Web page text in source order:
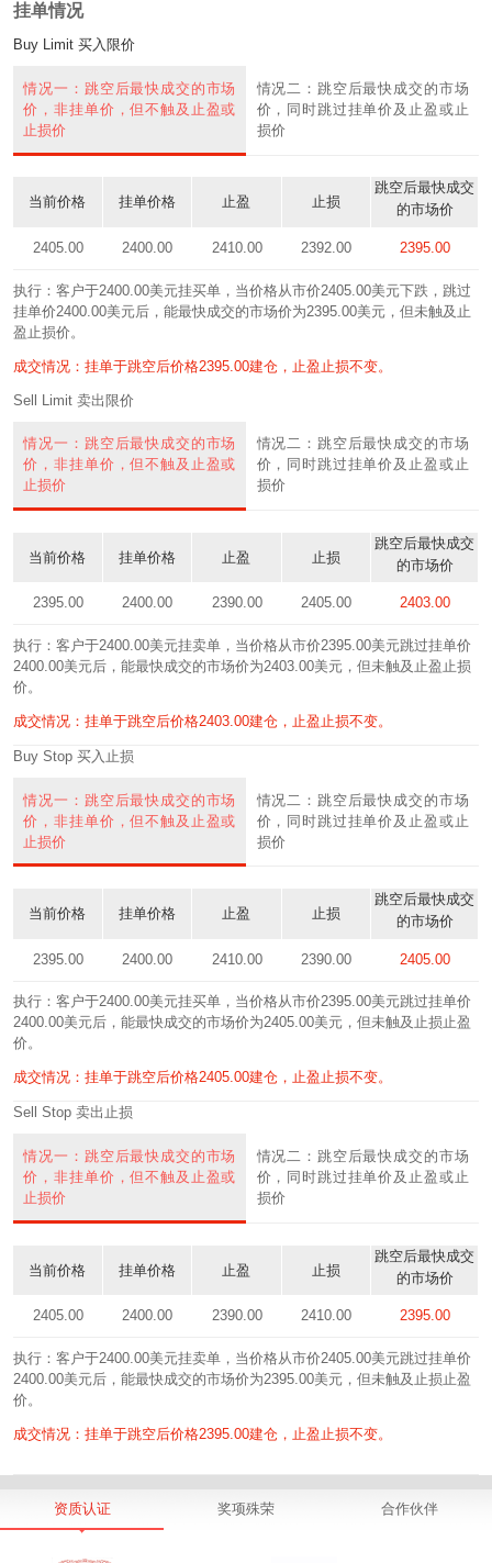
挂单情况
Buy Limit 买入限价
情况一：跳空后最快成交的市场
价，非挂单价，但不触及止盈或
止损价
情况二：跳空后最快成交的市场
价，同时跳过挂单价及止盈或止
损价
当前价格
2405.00
挂单价格
2400.00
止盈
2410.00
止损
2392.00
跳空后最快成交
的市场价
2395.00
执行：客户于2400.00美元挂买单，当价格从市价2405.00美元下跌，跳过
挂单价2400.00美元后，能最快成交的市场价为2395.00美元，但未触及止
盈止损价。
成交情况：挂单于跳空后价格2395.00建仓，止盈止损不变。
Sell Limit 卖出限价
情况一：跳空后最快成交的市场
价，非挂单价，但不触及止盈或
止损价
情况二：跳空后最快成交的市场
价，同时跳过挂单价及止盈或止
损价
当前价格
2395.00
挂单价格
2400.00
止盈
2390.00
止损
2405.00
跳空后最快成交
的市场价
2403.00
执行：客户于2400.00美元挂卖单，当价格从市价2395.00美元跳过挂单价
2400.00美元后，能最快成交的市场价为2403.00美元，但未触及止盈止损
价。
成交情况：挂单于跳空后价格2403.00建仓，止盈止损不变。
Buy Stop 买入止损
情况一：跳空后最快成交的市场
价，非挂单价，但不触及止盈或
止损价
情况二：跳空后最快成交的市场
价，同时跳过挂单价及止盈或止
损价
当前价格
2395.00
挂单价格
2400.00
止盈
2410.00
止损
2390.00
跳空后最快成交
的市场价
2405.00
执行：客户于2400.00美元挂买单，当价格从市价2395.00美元跳过挂单价
2400.00美元后，能最快成交的市场价为2405.00美元，但未触及止损止盈
价。
成交情况：挂单于跳空后价格2405.00建仓，止盈止损不变。
Sell Stop 卖出止损
情况一：跳空后最快成交的市场
价，非挂单价，但不触及止盈或
止损价
情况二：跳空后最快成交的市场
价，同时跳过挂单价及止盈或止
损价
当前价格
2405.00
挂单价格
2400.00
止盈
2390.00
止损
2410.00
跳空后最快成交
的市场价
2395.00
执行：客户于2400.00美元挂卖单，当价格从市价2405.00美元跳过挂单价
2400.00美元后，能最快成交的市场价为2395.00美元，但未触及止损止盈
价。
成交情况：挂单于跳空后价格2395.00建仓，止盈止损不变。
资质认证 奖项殊荣 合作伙伴